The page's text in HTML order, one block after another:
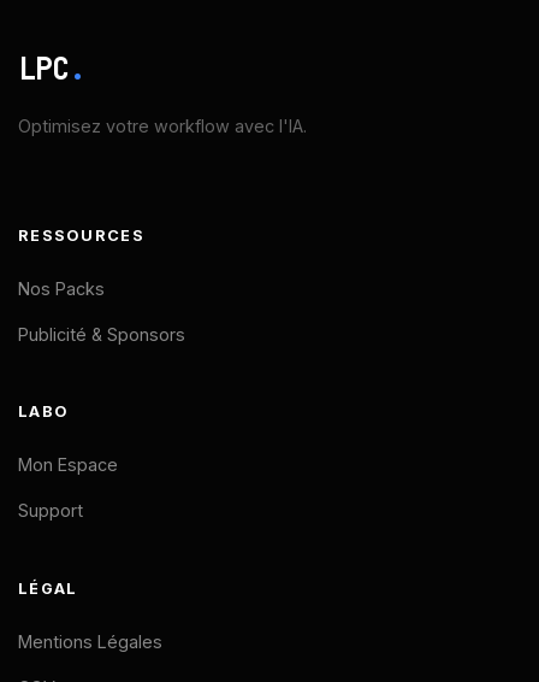
LPC.
Optimisez votre workflow avec l'IA.
RESSOURCES
Nos Packs
Publicité & Sponsors
LABO
Mon Espace
Support
LÉGAL
Mentions Légales